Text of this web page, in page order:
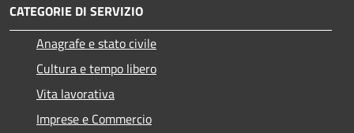
CATEGORIE DI SERVIZIO
Anagrafe e stato civile
Cultura e tempo libero
Vita lavorativa
Imprese e Commercio